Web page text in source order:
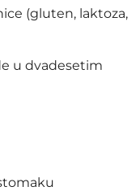
(gluten, laktoza,
u dvadesetim